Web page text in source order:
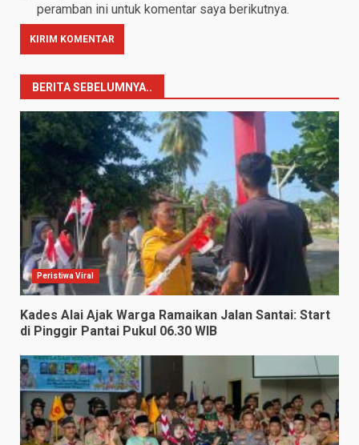
peramban ini untuk komentar saya berikutnya.
BERITA SEBELUMNYA..
Peristiwa Viral
Kades Alai Ajak Warga Ramaikan Jalan Santai: Start
di Pinggir Pantai Pukul 06.30 WIB